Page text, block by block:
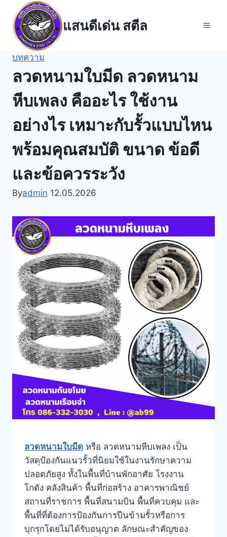
content
แสนดีเด่น สตีล
บทความ
ลวดหนามใบมีด ลวดหนาม
หีบเพลง คืออะไร ใช้งาน
อย่างไร เหมาะกับรั้วแบบไหน
พร้อมคุณสมบัติ ขนาด ข้อดี
และข้อควรระวัง
Byadmin 12.05.2026
ลวดหนามใบมีด หรือ ลวดหนามหีบเพลง เป็น
วัสดุป้องกันแนวรั้วที่นิยมใช้ในงานรักษาความ
ปลอดภัยสูง ทั้งในพื้นที่บ้านพักอาศัย โรงงาน
โกดัง คลังสินค้า พื้นที่ก่อสร้าง อาคารพาณิชย์
สถานที่ราชการ พื้นที่สนามบิน พื้นที่ควบคุม และ
พื้นที่ที่ต้องการป้องกันการปีนข้ามรั้วหรือการ
บุกรุกโดยไม่ได้รับอนุญาต ลักษณะสำคัญของ